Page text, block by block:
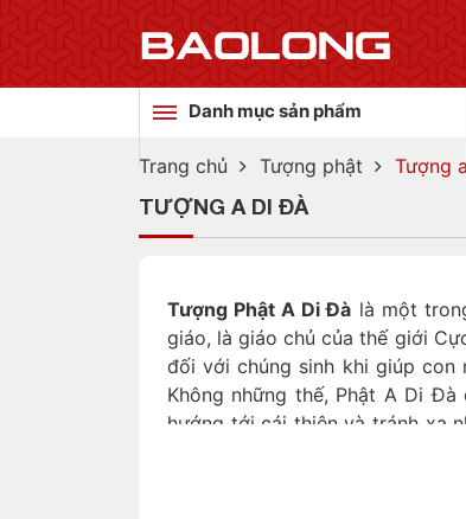
Danh mục sản phẩm
Trang chủ Tượng phật Tượng
TƯỢNG A DI ĐÀ
Tượng Phật A Di Đà là một
giáo, là giáo chủ của thế giới
đối với chúng sinh khi giúp con
Không những thế, Phật A Di
hướng tới cái thiện và tránh xa
ngôi chùa cũng như được gia